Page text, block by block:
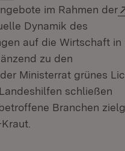
im Rahmen der
Dynamik des
auf die Wirtschaft in
zu den
Ministerrat grünes
schließen
Branchen